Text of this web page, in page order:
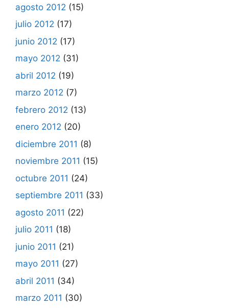
agosto 2012 (15)
julio 2012 (17)
junio 2012 (17)
mayo 2012 (31)
abril 2012 (19)
marzo 2012 (7)
febrero 2012 (13)
enero 2012 (20)
diciembre 2011 (8)
noviembre 2011 (15)
octubre 2011 (24)
septiembre 2011 (33)
agosto 2011 (22)
julio 2011 (18)
junio 2011 (21)
mayo 2011 (27)
abril 2011 (34)
marzo 2011 (30)